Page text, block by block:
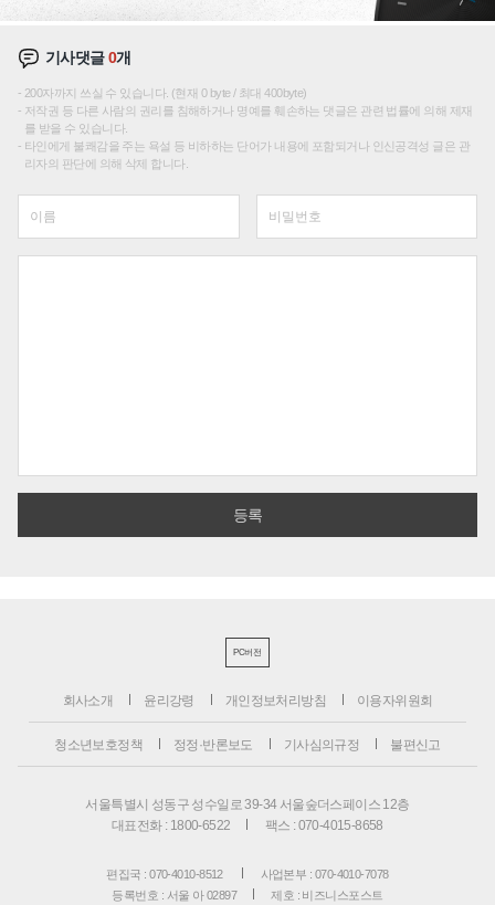
기사댓글0개
200자까지 쓰실 수 있습니다. (현재 0 byte / 최대 400byte)
저작권 등 다른 사람의 권리를 침해하거나 명예를 훼손하는 댓글은 관련 법률에 의해 제재
를 받을 수 있습니다.
타인에게 불쾌감을 주는 욕설 등 비하하는 단어가 내용에 포함되거나 인신공격성 글은 관
리자의 판단에 의해 삭제 합니다.
PC버전
회사소개 윤리강령 개인정보처리방침 이용자위원회
청소년보호정책 정정·반론보도 기사심의규정 불편신고
서울특별시 성동구 성수일로 39-34 서울숲더스페이스 12층
대표전화 : 1800-6522
팩스 : 070-4015-8658
편집국 : 070-4010-8512
사업본부 : 070-4010-7078
등록번호 : 서울 아 02897
제호 : 비즈니스포스트